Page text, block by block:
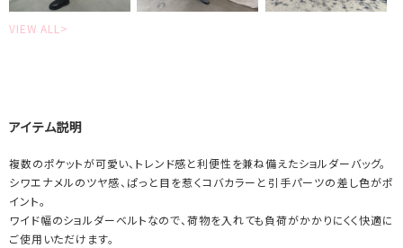
VIEW ALL>
アイテム説明
複数のポケットが可愛い、トレンド感と利便性を兼ね備えたショルダーバッグ。
シワエナメルのツヤ感、ぱっと目を惹くコバカラーと引手パーツの差し色がポ
イント。
ワイド幅のショルダーベルトなので、荷物を入れても負荷がかかりにくく快適に
ご使用いただけます。